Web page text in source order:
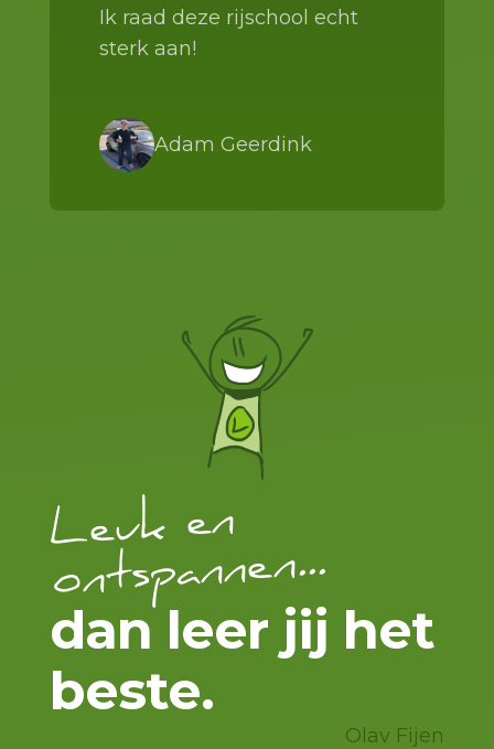
Ik raad deze rijschool echt
sterk aan!
Adam Geerdink
Leuk en
ontspannen...
dan leer jij het
beste.
Olav Fijen